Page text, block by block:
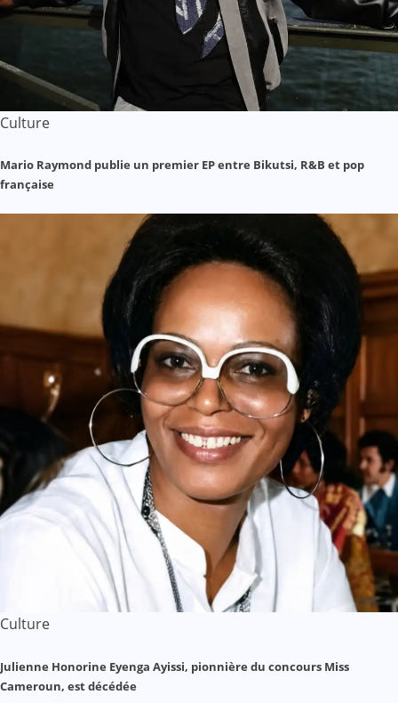
Culture
Mario Raymond publie un premier EP entre Bikutsi, R&B et pop
française
Culture
Julienne Honorine Eyenga Ayissi, pionnière du concours Miss
Cameroun, est décédée